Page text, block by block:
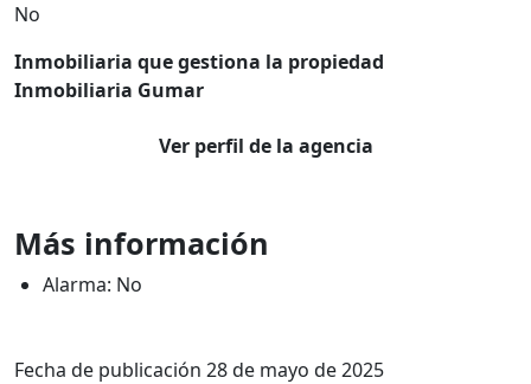
No
Inmobiliaria que gestiona la propiedad
Inmobiliaria Gumar
Ver perfil de la agencia
Más información
Alarma: No
Fecha de publicación 28 de mayo de 2025